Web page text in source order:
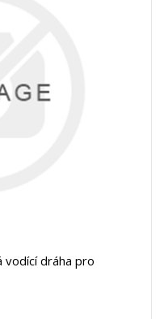
vodící dráha pro